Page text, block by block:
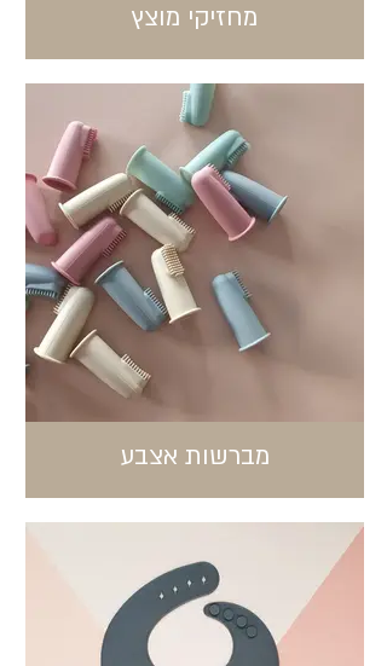
מחזיקי מוצץ
מברשות אצבע